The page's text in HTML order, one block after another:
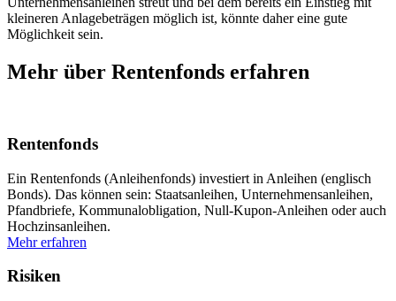
kleineren Anlagebeträgen möglich ist, könnte daher eine gute
Möglichkeit sein.
Mehr über Rentenfonds erfahren
Rentenfonds
Ein Rentenfonds (Anleihenfonds) investiert in Anleihen (englisch
Bonds). Das können sein: Staatsanleihen, Unternehmensanleihen,
Pfandbriefe, Kommunalobligation, Null-Kupon-Anleihen oder auch
Hochzinsanleihen.
Mehr erfahren
Risiken